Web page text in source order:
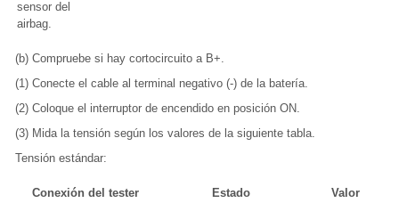
sensor del
airbag.
(b) Compruebe si hay cortocircuito a B+.
(1) Conecte el cable al terminal negativo (-) de la batería.
(2) Coloque el interruptor de encendido en posición ON.
(3) Mida la tensión según los valores de la siguiente tabla.
Tensión estándar:
Conexión del tester Estado Valor